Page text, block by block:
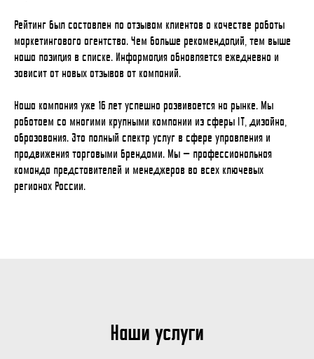
Рейтинг был составлен по отзывам клиентов о качестве работы
маркетингового агентства. Чем больше рекомендаций, тем выше
наша позиция в списке. Информация обновляется ежедневно и
зависит от новых отзывов от компаний.
Наша компания уже 16 лет успешно развивается на рынке. Мы
работаем со многими крупными компании из сферы IT, дизайна,
образования. Это полный спектр услуг в сфере управления и
продвижения торговыми брендами. Мы — профессиональная
команда представителей и менеджеров во всех ключевых
регионах России.
Наши услуги